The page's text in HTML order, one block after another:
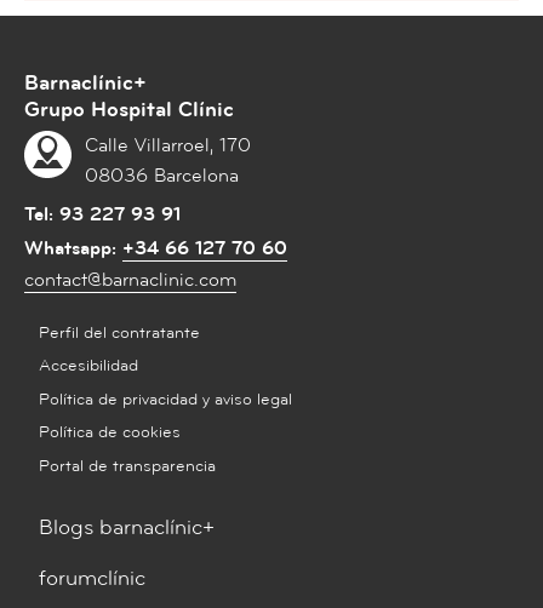
Barnaclínic+
Grupo Hospital Clínic
Calle Villarroel, 170
08036 Barcelona
Tel: 93 227 93 91
Whatsapp: +34 66 127 70 60
contact@barnaclinic.com
Perfil del contratante
Accesibilidad
Política de privacidad y aviso legal
Política de cookies
Portal de transparencia
Blogs barnaclínic+
forumclínic